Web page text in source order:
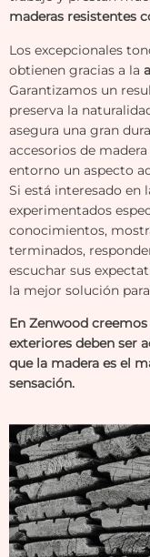
maderas resistentes
Los excepcionales
obtienen gracias a la
Garantizamos un
preserva la
asegura una gran
accesorios de
entorno un aspecto
Si está interesado en
experimentados
conocimientos,
terminados,
escuchar sus
la mejor solución
En Zenwood
exteriores deben ser
que la madera es el
sensación.